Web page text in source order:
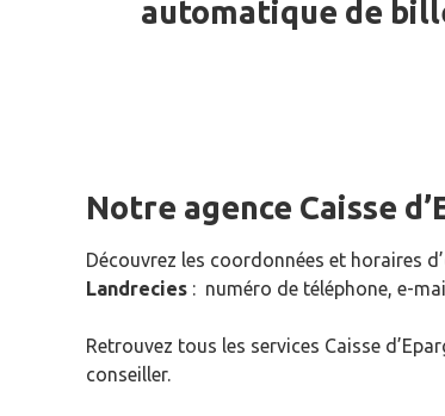
automatique de
Notre agence Caisse
Découvrez les coordonnées et horaires
Landrecies : numéro de téléphone, e-
Retrouvez tous les services Caisse
conseiller.